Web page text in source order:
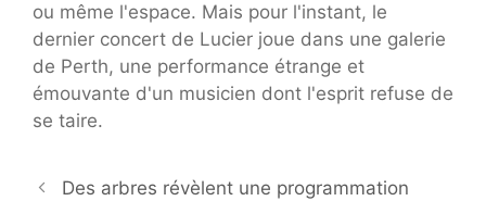
ou même l'espace. Mais pour l'instant, le
dernier concert de Lucier joue dans une galerie
de Perth, une performance étrange et
émouvante d'un musicien dont l'esprit refuse de
se taire.
Des arbres révèlent une programmation